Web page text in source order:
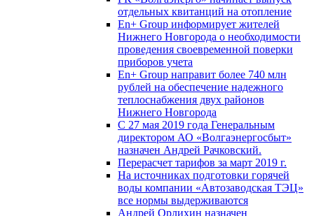
отдельных квитанций на отопление
En+ Group информирует жителей
Нижнего Новгорода о необходимости
проведения своевременной поверки
приборов учета
En+ Group направит более 740 млн
рублей на обеспечение надежного
теплоснабжения двух районов
Нижнего Новгорода
С 27 мая 2019 года Генеральным
директором АО «Волгаэнергосбыт»
назначен Андрей Рачковский.
Перерасчет тарифов за март 2019 г.
На источниках подготовки горячей
воды компании «Автозаводская ТЭЦ»
все нормы выдерживаются
Андрей Орлихин назначен